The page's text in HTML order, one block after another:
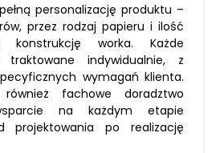
pełną personalizację produktu –
przez rodzaj papieru i ilość
worka. Każde
indywidualnie, z
wymagań klienta.
fachowe doradztwo
na każdym etapie
projektowania po realizację